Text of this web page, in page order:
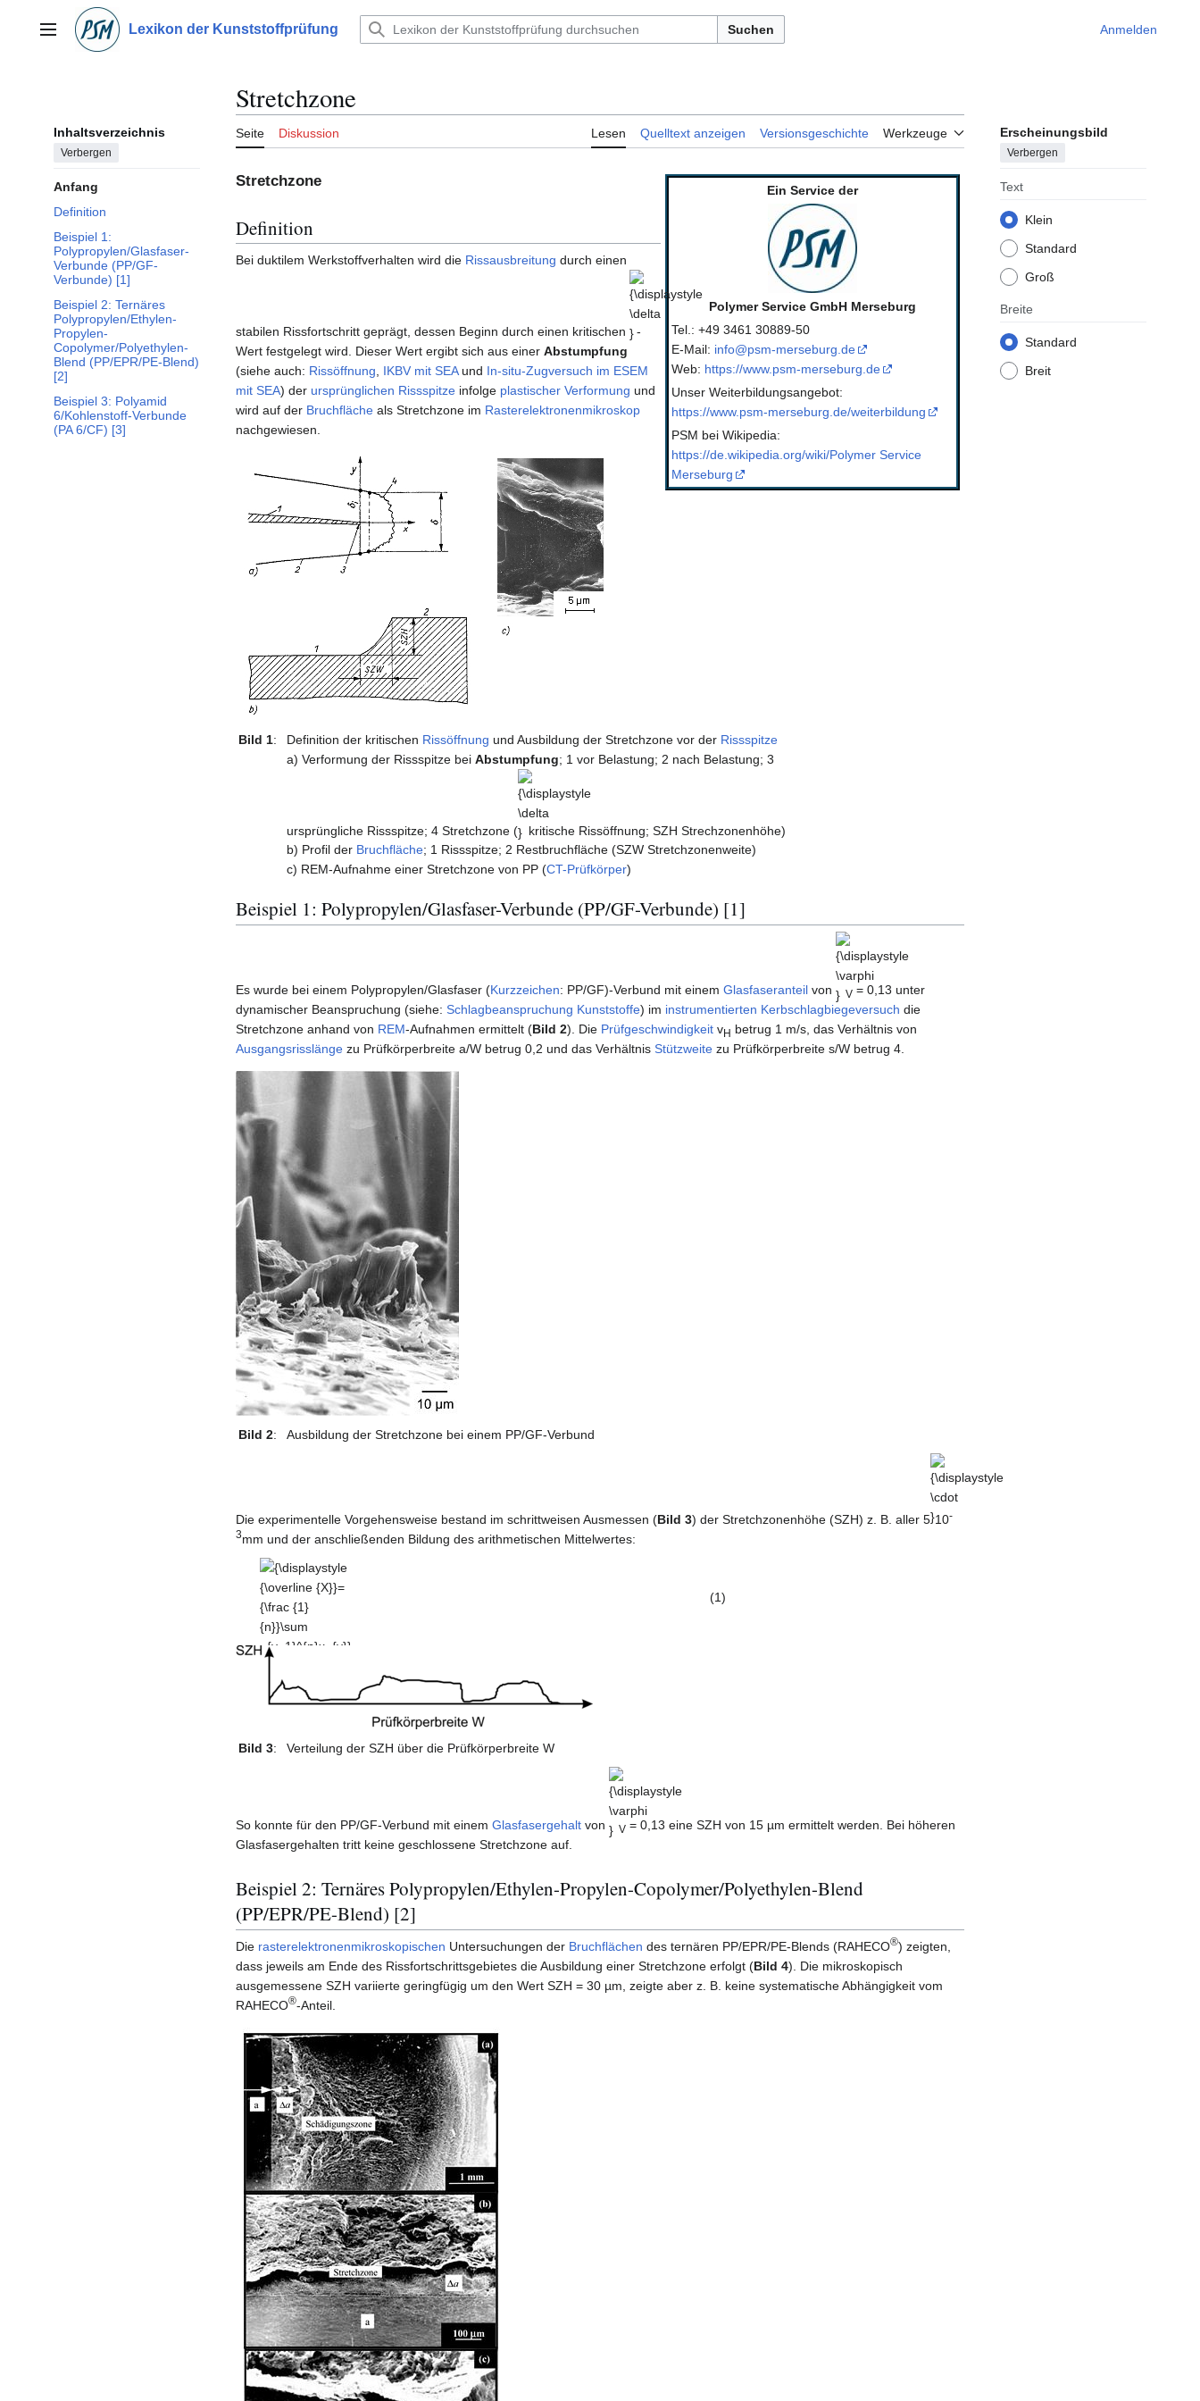
springenHauptmenü Lexikon der Kunststoffprüfung Suchen Anmelden
Inhaltsverzeichnis
Verbergen
Anfang
Definition
Beispiel 1:
Polypropylen/Glasfaser-
Verbunde (PP/GF-
Verbunde) [1]
Beispiel 2: Ternäres
Polypropylen/Ethylen-
Propylen-
Copolymer/Polyethylen-
Blend (PP/EPR/PE-Blend)
[2]
Beispiel 3: Polyamid
6/Kohlenstoff-Verbunde
(PA 6/CF) [3]
Stretchzone
Seite Diskussion Lesen Quelltext anzeigen Versionsgeschichte Werkzeuge Erscheinungsbild
Verbergen
Text
Klein
Standard
Groß
Breite
Standard
Breit
Ein Service der
Polymer Service GmbH Merseburg
Tel.: +49 3461 30889-50
E-Mail: info@psm-merseburg.de
Web: https://www.psm-merseburg.de
Unser Weiterbildungsangebot:
https://www.psm-merseburg.de/weiterbildung
PSM bei Wikipedia:
https://de.wikipedia.org/wiki/Polymer Service
Merseburg
Stretchzone
Definition
Bei duktilem Werkstoffverhalten wird die Rissausbreitung durch einen
stabilen Rissfortschritt geprägt, dessen Beginn durch einen kritischen
{\displaystyle
\delta }
-
Wert festgelegt wird. Dieser Wert ergibt sich aus einer Abstumpfung
(siehe auch: Rissöffnung IKBV mit SEAund In-situ-Zugversuch im ESEM
mit SEA) der ursprünglichen Rissspitze infolge plastischer Verformung und
wird auf der Bruchfläche als Stretchzone im Rasterelektronenmikroskop
nachgewiesen.
Bild 1: Definition der kritischen Rissöffnung und Ausbildung der Stretchzone vor der Rissspitze
a) Verformung der Rissspitze bei Abstumpfung; 1 vor Belastung; 2 nach Belastung; 3
ursprüngliche Rissspitze; 4 Stretchzone (
{\displaystyle
\delta }
kritische Rissöffnung; SZH Strechzonenhöhe)
b) Profil der Bruchfläche; 1 Rissspitze; 2 Restbruchfläche (SZW Stretchzonenweite)
c) REM-Aufnahme einer Stretchzone von PP (CT-Prüfkörper)
Beispiel 1: Polypropylen/Glasfaser-Verbunde (PP/GF-Verbunde) [1]
Es wurde bei einem Polypropylen/Glasfaser (Kurzzeichen: PP/GF)-Verbund mit einem Glasfaseranteil von
{\displaystyle
\varphi }
V = 0,13 unter
dynamischer Beanspruchung (siehe: Schlagbeanspruchung Kunststoffe) im instrumentierten Kerbschlagbiegeversuch die
Stretchzone anhand von REM-Aufnahmen ermittelt (Bild 2). Die Prüfgeschwindigkeit vH betrug 1 m/s, das Verhältnis von
Ausgangsrisslänge zu Prüfkörperbreite a/W betrug 0,2 und das Verhältnis Stützweite zu Prüfkörperbreite s/W betrug 4.
Bild 2: Ausbildung der Stretchzone bei einem PP/GF-Verbund
Die experimentelle Vorgehensweise bestand im schrittweisen Ausmessen (Bild 3) der Stretchzonenhöhe (SZH) z. B. aller 5
{\displaystyle
\cdot }
10-
3mm und der anschließenden Bildung des arithmetischen Mittelwertes:
{\displaystyle
{\overline {X}}=
{\frac {1}
{n}}\sum
_{v=1}^{n}x_{v}}
(1)
Bild 3: Verteilung der SZH über die Prüfkörperbreite W
So konnte für den PP/GF-Verbund mit einem Glasfasergehalt von
{\displaystyle
\varphi }
V = 0,13 eine SZH von 15 µm ermittelt werden. Bei höheren
Glasfasergehalten tritt keine geschlossene Stretchzone auf.
Beispiel 2: Ternäres Polypropylen/Ethylen-Propylen-Copolymer/Polyethylen-Blend
(PP/EPR/PE-Blend) [2]
Die rasterelektronenmikroskopischen Untersuchungen der Bruchflächen des ternären PP/EPR/PE-Blends (RAHECO®) zeigten,
dass jeweils am Ende des Rissfortschrittsgebietes die Ausbildung einer Stretchzone erfolgt (Bild 4). Die mikroskopisch
ausgemessene SZH variierte geringfügig um den Wert SZH = 30 µm, zeigte aber z. B. keine systematische Abhängigkeit vom
RAHECO®-Anteil.